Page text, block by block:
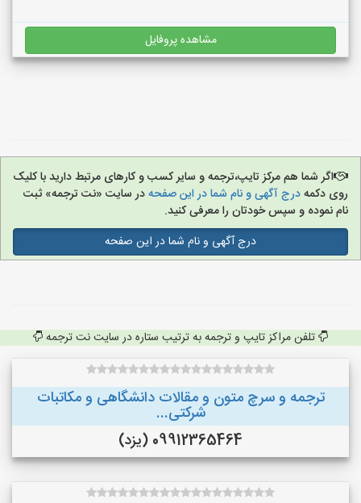
مشاهده پروفایل
اگر شما هم مرکز تایپ،ترجمه و سایر کسب و کارهای مرتبط دارید با کلیک
روی دکمهدرج آگهی و نام شما در این صفحهدر سایت «نت ترجمه» ثبت
نام نموده و سپس خودتان را معرفی کنید.
درج آگهی و نام شما در این صفحه
تلفن مراکز تایپ و ترجمه به ترتیب ستاره در سایت نت ترجمه
ترجمه و سرچ متون و مقالات دانشگاهی و مکاتبات
شرکتی...
09912365464 (یزد)